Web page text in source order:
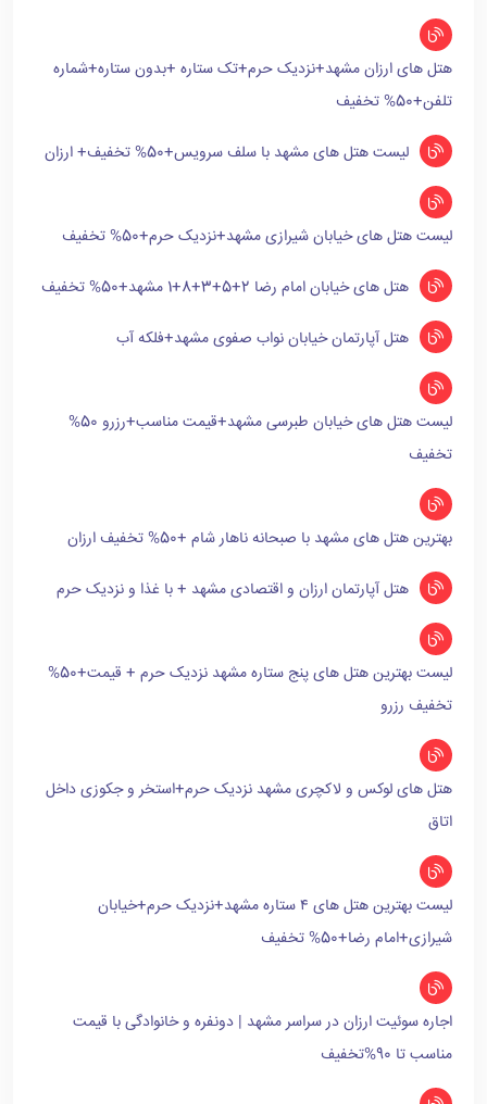
هتل های ارزان مشهد+نزدیک حرم+تک ستاره +بدون ستاره+شماره
تلفن+50% تخفیف
لیست هتل های مشهد با سلف سرویس+50% تخفیف+ ارزان
لیست هتل های خیابان شیرازی مشهد+نزدیک حرم+50% تخفیف
هتل های خیابان امام رضا 2+5+3+8+1 مشهد+50% تخفیف
هتل آپارتمان خیابان نواب صفوی مشهد+فلکه آب
لیست هتل های خیابان طبرسی مشهد+قیمت مناسب+رزرو 50%
تخفیف
بهترین هتل های مشهد با صبحانه ناهار شام +50% تخفیف ارزان
هتل آپارتمان ارزان و اقتصادی مشهد + با غذا و نزدیک حرم
لیست بهترین هتل های پنج ستاره مشهد نزدیک حرم + قیمت+50%
تخفیف رزرو
هتل های لوکس و لاکچری مشهد نزدیک حرم+استخر و جکوزی داخل
اتاق
لیست بهترین هتل های ۴ ستاره مشهد+نزدیک حرم+خیابان
شیرازی+امام رضا+50% تخفیف
اجاره سوئیت ارزان در سراسر مشهد | دونفره و خانوادگی با قیمت
مناسب تا 90%تخفیف